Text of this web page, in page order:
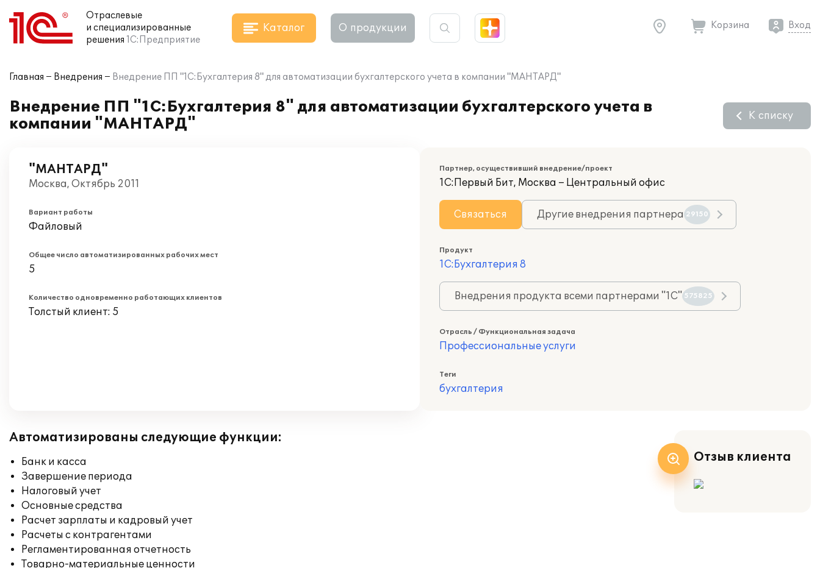
Отраслевые
и специализированные
решения 1С:Предприятие
Каталог О продукции Корзина Вход
Главная Внедрения Внедрение ПП "1С:Бухгалтерия 8" для автоматизации бухгалтерского учета в компании "МАНТАРД"
Внедрение ПП "1С:Бухгалтерия 8" для автоматизации бухгалтерского учета в
компании "МАНТАРД"
К списку
"МАНТАРД"
Москва, Октябрь 2011
Вариант работы
Файловый
Общее число автоматизированных рабочих мест
5
Количество одновременно работающих клиентов
Толстый клиент: 5
Партнер, осуществивший внедрение/проект
1С:Первый Бит, Москва – Центральный офис
Связаться Другие внедрения партнера 29150
Продукт
1С:Бухгалтерия 8
Внедрения продукта всеми партнерами "1С" 575825
Отрасль / Функциональная задача
Профессиональные услуги
Теги
бухгалтерия
Автоматизированы следующие функции:
Банк и касса
Завершение периода
Налоговый учет
Основные средства
Расчет зарплаты и кадровый учет
Расчеты с контрагентами
Регламентированная отчетность
Товарно-материальные ценности
Отзыв клиента